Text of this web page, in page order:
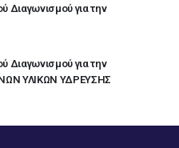
Διαγωνισμού για την
Διαγωνισμού για την
ΥΛΙΚΩΝ ΥΔΡΕΥΣΗΣ